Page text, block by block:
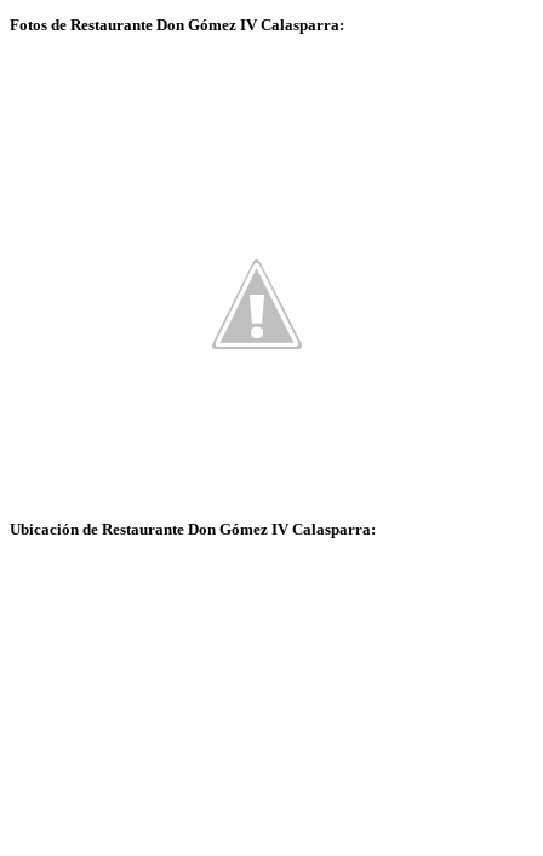
Fotos de Restaurante Don Gómez IV Calasparra:
Ubicación de Restaurante Don Gómez IV Calasparra: